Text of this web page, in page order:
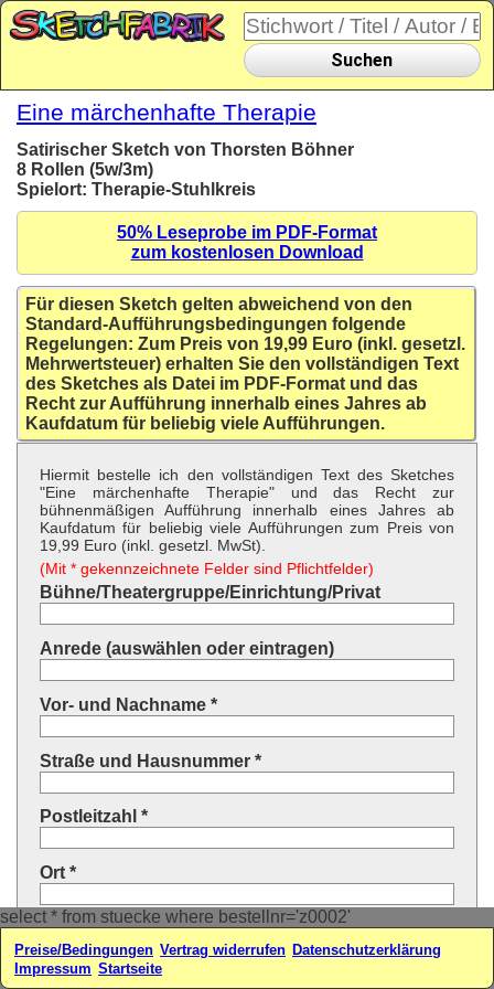
select * from stuecke where bestellnr='z0002'
Suchen
Eine märchenhafte Therapie
Satirischer Sketch von Thorsten Böhner
8 Rollen (5w/3m)
Spielort: Therapie-Stuhlkreis
50% Leseprobe im PDF-Format
zum kostenlosen Download
Für diesen Sketch gelten abweichend von den
Standard-Aufführungsbedingungen folgende
Regelungen: Zum Preis von 19,99 Euro (inkl. gesetzl.
Mehrwertsteuer) erhalten Sie den vollständigen Text
des Sketches als Datei im PDF-Format und das
Recht zur Aufführung innerhalb eines Jahres ab
Kaufdatum für beliebig viele Aufführungen.
Hiermit bestelle ich den vollständigen Text des Sketches
"Eine märchenhafte Therapie" und das Recht zur
bühnenmäßigen Aufführung innerhalb eines Jahres ab
Kaufdatum für beliebig viele Aufführungen zum Preis von
19,99 Euro (inkl. gesetzl. MwSt).
(Mit * gekennzeichnete Felder sind Pflichtfelder)
Bühne/Theatergruppe/Einrichtung/Privat
Anrede (auswählen oder eintragen)
Vor- und Nachname *
Straße und Hausnummer *
Postleitzahl *
Ort *
Land * (auswählen oder eintragen)
Ihre E-Mail-Adresse*
Preise/Bedingungen Vertrag widerrufen Datenschutzerklärung
Impressum Startseite